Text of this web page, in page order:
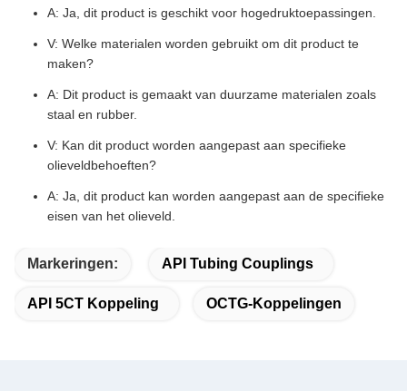
A: Ja, dit product is geschikt voor hogedruktoepassingen.
V: Welke materialen worden gebruikt om dit product te
maken?
A: Dit product is gemaakt van duurzame materialen zoals
staal en rubber.
V: Kan dit product worden aangepast aan specifieke
olieveldbehoeften?
A: Ja, dit product kan worden aangepast aan de specifieke
eisen van het olieveld.
Markeringen: API Tubing Couplings
API 5CT Koppeling OCTG-Koppelingen